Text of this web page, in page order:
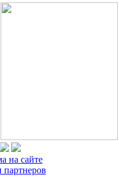
на сайте
партнеров